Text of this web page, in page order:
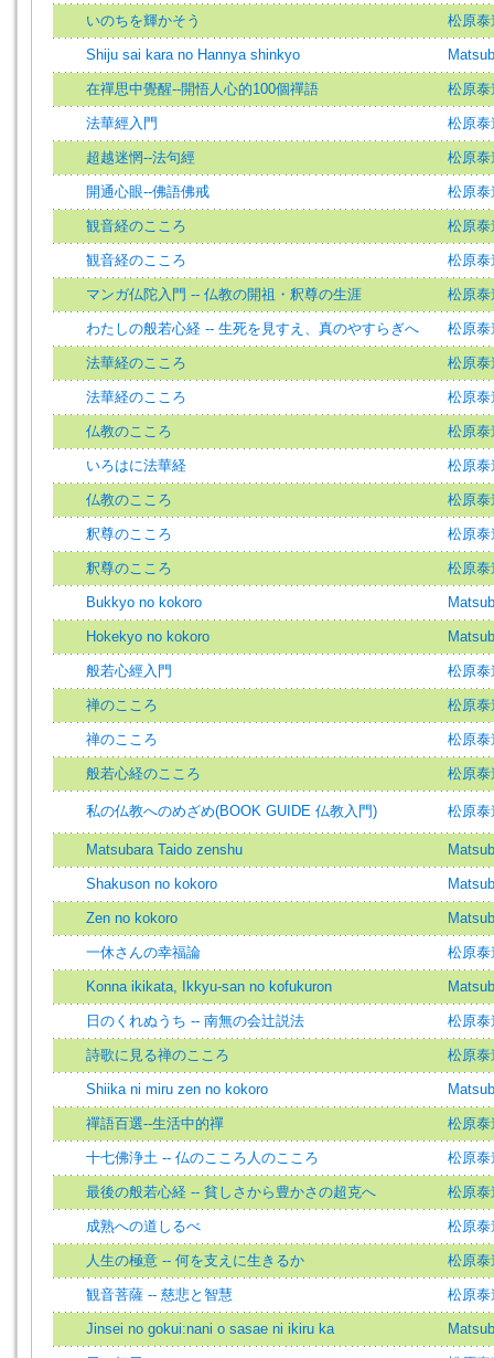
いのちを輝かそう 松原泰
Shiju sai kara no Hannya shinkyo
在禪思中覺醒--開悟人心的100個禪語 松原泰
法華經入門 松原泰
超越迷惘--法句經 松原泰
開通心眼--佛語佛戒 松原泰
観音経のこころ 松原泰
観音経のこころ 松原泰
マンガ仏陀入門 -- 仏教の開祖・釈尊の生涯 松原泰
わたしの般若心経 -- 生死を見すえ、真のやすらぎへ 松原泰
法華経のこころ 松原泰
法華経のこころ 松原泰
仏教のこころ 松原泰
いろはに法華経 松原泰
仏教のこころ 松原泰
釈尊のこころ 松原泰
釈尊のこころ 松原泰
Bukkyo no kokoro
Hokekyo no kokoro
般若心經入門 松原泰
禅のこころ 松原泰
禅のこころ 松原泰
般若心経のこころ 松原泰
私の仏教へのめざめ(BOOK GUIDE 仏教入門) 松原泰
Matsubara Taido zenshu
Shakuson no kokoro
Zen no kokoro
一休さんの幸福論 松原泰
Konna ikikata, Ikkyu-san no kofukuron
日のくれぬうち -- 南無の会辻説法 松原泰
詩歌に見る禅のこころ 松原泰
Shiika ni miru zen no kokoro
禪語百選--生活中的禪 松原泰
十七佛浄土 -- 仏のこころ人のこころ 松原泰
最後の般若心経 -- 貧しさから豊かさの超克へ 松原泰
成熟への道しるべ 松原泰
人生の極意 -- 何を支えに生きるか 松原泰
観音菩薩 -- 慈悲と智慧 松原泰
Jinsei no gokui:nani o sasae ni ikiru ka